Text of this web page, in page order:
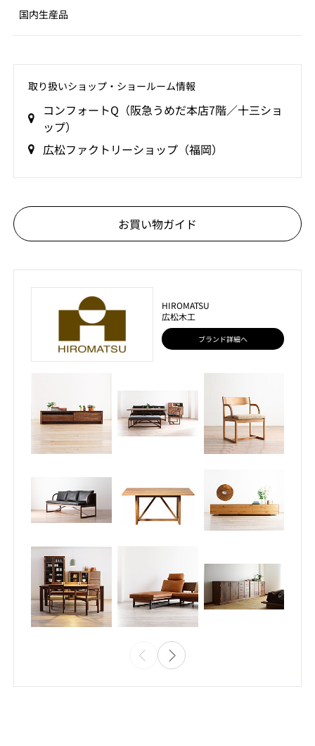
国内生産品
取り扱いショップ‧ショールーム情報
コンフォートQ（阪急うめだ本店7階／十三ショ
ップ）
広松ファクトリーショップ（福岡）
お買い物ガイド
HIROMATSU
広松木工
ブランド詳細へ